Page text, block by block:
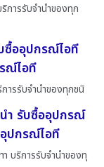
การรับจำนำของทุก
ซื้ออุปกรณ์ไอที
ณ์ไอที
ารรับจำนำของทุกชนิ
ำ รับซื้ออุปกรณ์
ปกรณ์ไอที
บริการรับจำนำของทุ